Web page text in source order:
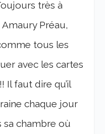
très à
Amaury Préau,
tous les
avec les cartes
Il faut dire qu’il
chaque jour
sa chambre où